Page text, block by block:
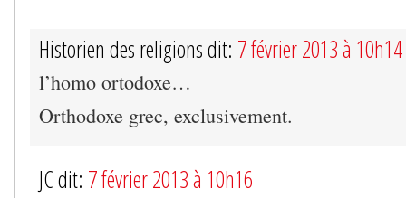
Historien des religions dit: 7 février 2013 à 10h14
l’homo ortodoxe…
Orthodoxe grec, exclusivement.
JC dit: 7 février 2013 à 10h16